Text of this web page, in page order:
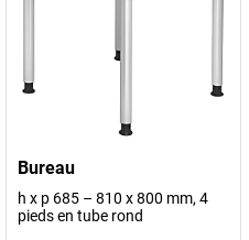
Bureau
h x p 685 – 810 x 800 mm, 4
pieds en tube rond